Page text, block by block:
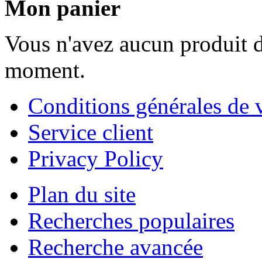
Mon panier
Vous n'avez aucun produit
moment.
Conditions générales de
Service client
Privacy Policy
Plan du site
Recherches populaires
Recherche avancée